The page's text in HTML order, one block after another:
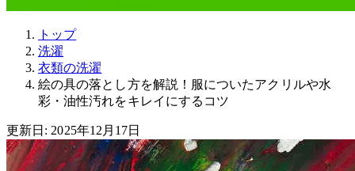
トップ
洗濯
衣類の洗濯
絵の具の落とし方を解説！服についたアクリルや水
彩・油性汚れをキレイにするコツ
更新日: 2025年12月17日